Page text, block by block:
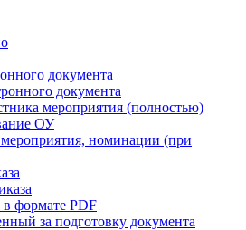
документа
документа
мероприятия (полностью)
ОУ
номинации (при
формате PDF
за подготовку документа